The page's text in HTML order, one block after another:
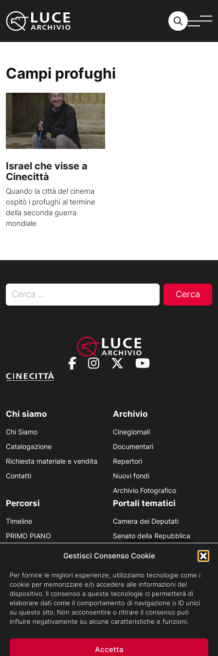
Gestisci Consenso Cookie
Per fornire le migliori esperienze, utilizziamo tecnologie come i
cookie per memorizzare e/o accedere alle informazioni del
dispositivo. Il consenso a queste tecnologie ci permetterà di
elaborare dati come il comportamento di navigazione o ID unici
su questo sito. Non acconsentire o ritirare il consenso può
influire negativamente su alcune caratteristiche e funzioni.
Accetta
Campi profughi
Israel che visse a
Cinecittà
Quando la città del cinema
ospitò i profughi al termine
della seconda guerra
mondiale
Ricerca per:
Chi siamo
Chi Siamo
Catalogazione
Richiesta materiale e vendita
Contatti
Archivio
Cinegiornali
Documentari
Repertori
Nuovi fondi
Archivio Fotografico
Percorsi
Timeline
PRIMO PIANO
Anniversari
Portali tematici
Camera dei Deputati
Senato della Repubblica
Provincia in Luce
Luce per la didattica
Fare gli italiani